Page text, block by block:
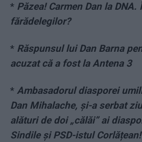
* Păzea! Carmen Dan la
fărădelegilor?
* Răspunsul lui Dan Barna
acuzat că a fost la Antena 3
* Ambasadorul diasporei
Dan Mihalache, și-a serbat
alături de doi „călăi” ai
Sindile și PSD-istul Corlățean!